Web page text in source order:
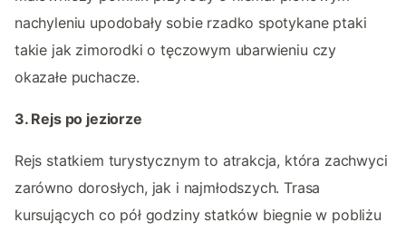
nachyleniu upodobały sobie rzadko spotykane ptaki
takie jak zimorodki o tęczowym ubarwieniu czy
okazałe puchacze.
3. Rejs po jeziorze
Rejs statkiem turystycznym to atrakcja, która zachwyci
zarówno dorosłych, jak i najmłodszych. Trasa
kursujących co pół godziny statków biegnie w pobliżu